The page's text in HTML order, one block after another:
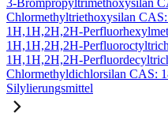
3-Brompropyltrimethoxysilan
Chlormethyltriethoxysilan
1H,1H,2H,2H-
1H,1H,2H,2H-
1H,1H,2H,2H-
Chlormethyldichlorsilan CAS:
Silylierungsmittel